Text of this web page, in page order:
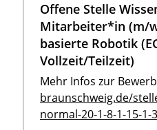
Offene Stelle
Mitarbeiter*in (m/
basierte Robotik
Vollzeit/Teilzeit)
Mehr Infos zur
braunschweig.de/
normal-20-1-8-1-15-1-